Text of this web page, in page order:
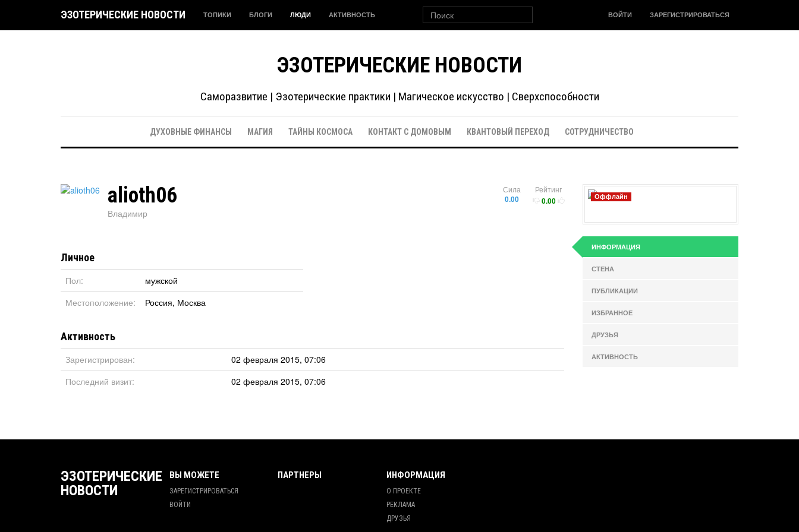
ЭЗОТЕРИЧЕСКИЕ НОВОСТИ ТОПИКИ БЛОГИ ЛЮДИ АКТИВНОСТЬ ВОЙТИ ЗАРЕГИСТРИРОВАТЬСЯ
ЭЗОТЕРИЧЕСКИЕ НОВОСТИ
Саморазвитие | Эзотерические практики | Магическое искусство | Сверхспособности
ДУХОВНЫЕ ФИНАНСЫ МАГИЯ ТАЙНЫ КОСМОСА КОНТАКТ С ДОМОВЫМ КВАНТОВЫЙ ПЕРЕХОД СОТРУДНИЧЕСТВО
Рейтинг
0.00
Сила
0.00
alioth06
Владимир
Личное
Пол:
мужской
Местоположение:
Россия, Москва
Активность
Зарегистрирован:
02 февраля 2015, 07:06
Последний визит:
02 февраля 2015, 07:06
Оффлайн
ИНФОРМАЦИЯ
СТЕНА
ПУБЛИКАЦИИ
ИЗБРАННОЕ
ДРУЗЬЯ
АКТИВНОСТЬ
ЭЗОТЕРИЧЕСКИЕ
НОВОСТИ
ВЫ МОЖЕТЕ
ЗАРЕГИСТРИРОВАТЬСЯ
ВОЙТИ
ПАРТНЕРЫ ИНФОРМАЦИЯ
О ПРОЕКТЕ
РЕКЛАМА
ДРУЗЬЯ